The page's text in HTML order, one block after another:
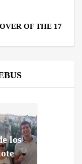
OF THE 17TH
los